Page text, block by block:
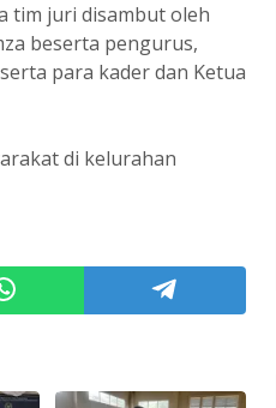
tim juri disambut oleh
beserta pengurus,
para kader dan Ketua
di kelurahan